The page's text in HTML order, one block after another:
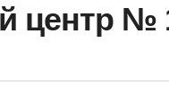
центр №